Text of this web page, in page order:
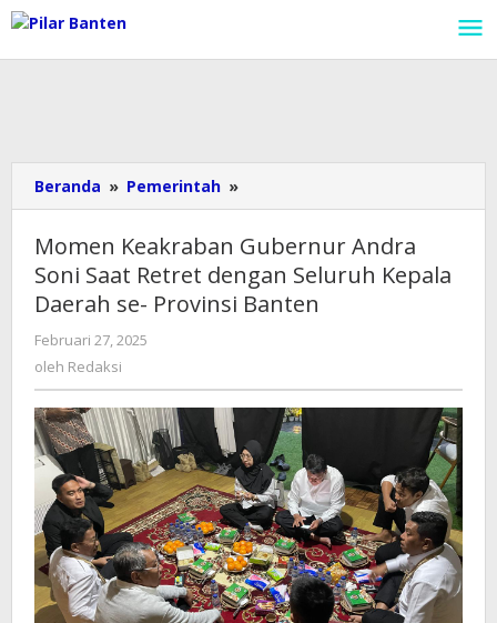
Lewati
ke
konten
Beranda » Pemerintah »
Keakraban
Gubernur
Andra
Soni
Saat
Kepala
Daerah
se-
Provinsi
Banten
Momen Keakraban Gubernur Andra
Soni Saat Retret dengan Seluruh Kepala
Daerah se- Provinsi Banten
Februari 27, 2025
oleh Redaksi